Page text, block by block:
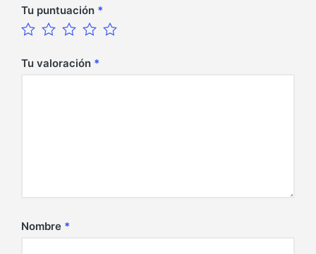
Tu puntuación *
Tu valoración *
Nombre *